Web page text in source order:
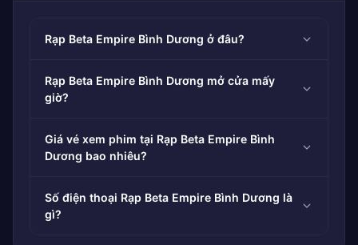
Rạp Beta Empire Bình Dương ở đâu?
Rạp Beta Empire Bình Dương mở cửa mấy
giờ?
Giá vé xem phim tại Rạp Beta Empire Bình
Dương bao nhiêu?
Số điện thoại Rạp Beta Empire Bình Dương là
gì?